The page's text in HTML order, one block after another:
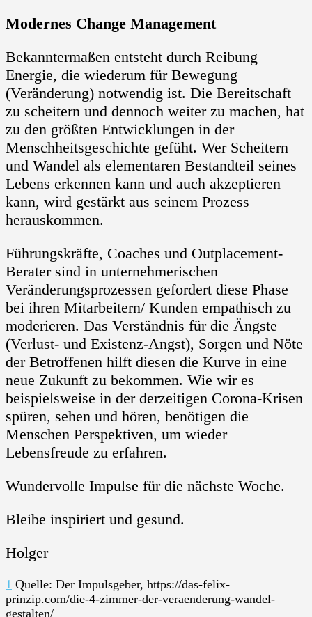
Modernes Change Management
Bekanntermaßen entsteht durch Reibung
Energie, die wiederum für Bewegung
(Veränderung) notwendig ist. Die Bereitschaft
zu scheitern und dennoch weiter zu machen, hat
zu den größten Entwicklungen in der
Menschheitsgeschichte gefüht. Wer Scheitern
und Wandel als elementaren Bestandteil seines
Lebens erkennen kann und auch akzeptieren
kann, wird gestärkt aus seinem Prozess
herauskommen.
Führungskräfte, Coaches und Outplacement-
Berater sind in unternehmerischen
Veränderungsprozessen gefordert diese Phase
bei ihren Mitarbeitern/ Kunden empathisch zu
moderieren. Das Verständnis für die Ängste
(Verlust- und Existenz-Angst), Sorgen und Nöte
der Betroffenen hilft diesen die Kurve in eine
neue Zukunft zu bekommen. Wie wir es
beispielsweise in der derzeitigen Corona-Krisen
spüren, sehen und hören, benötigen die
Menschen Perspektiven, um wieder
Lebensfreude zu erfahren.
Wundervolle Impulse für die nächste Woche.
Bleibe inspiriert und gesund.
Holger
1 Quelle: Der Impulsgeber, https://das-felix-
prinzip.com/die-4-zimmer-der-veraenderung-wandel-
gestalten/